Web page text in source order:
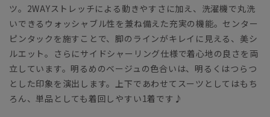
ツ。2WAYストレッチによる動きやすさに加え、洗濯機で丸洗
いできるウォッシャブル性を兼ね備えた充実の機能。センター
ピンタックを施すことで、脚のラインがキレイに見える、美シ
ルエット。さらにサイドシャーリング仕様で着心地の良さを両
立しています。明るめのベージュの色合いは、明るくはつらつ
とした印象を演出します。上下であわせてスーツとしてはもち
ろん、単品としても着回しやすい1着です♪